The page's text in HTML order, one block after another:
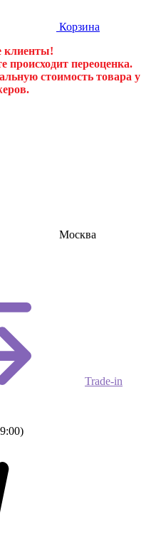
Корзина
клиенты!
происходит переоценка.
стоимость товара у
Москва
Trade-in